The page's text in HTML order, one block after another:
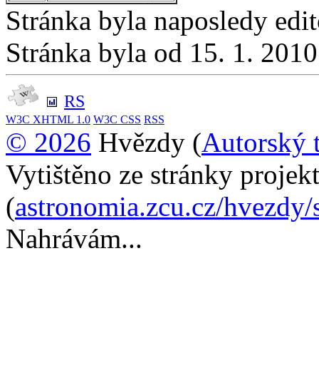
Stránka byla naposledy
Stránka byla od 15. 1.
RS
W3C XHTML 1.0 W3C CSS RSS
© 2026 Hvězdy (Autorský
Vytištěno ze stránky
(astronomia.zcu.cz/
Nahrávám...